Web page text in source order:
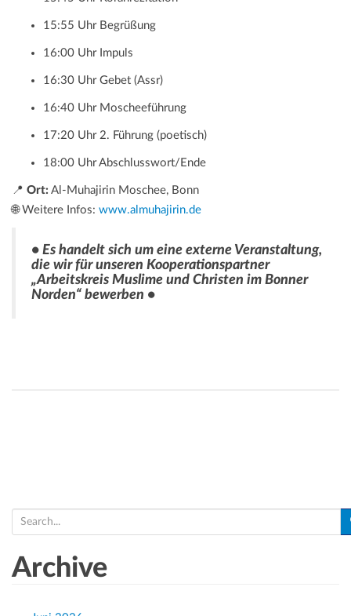
15:55 Uhr Begrüßung
16:00 Uhr Impuls
16:30 Uhr Gebet (Assr)
16:40 Uhr Moscheeführung
17:20 Uhr 2. Führung (poetisch)
18:00 Uhr Abschlusswort/Ende
📍 Ort: Al-Muhajirin Moschee, Bonn
🌐 Weitere Infos: www.almuhajirin.de
• Es handelt sich um eine externe Veranstaltung,
die wir für unseren Kooperationspartner
„Arbeitskreis Muslime und Christen im Bonner
Norden“ bewerben •
e
rArchive